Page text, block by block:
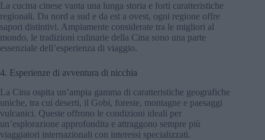
La cucina cinese vanta una lunga storia e forti caratteristiche
regionali. Da nord a sud e da est a ovest, ogni regione offre
sapori distintivi. Ampiamente considerate tra le migliori al
mondo, le tradizioni culinarie della Cina sono una parte
essenziale dell’esperienza di viaggio.
4. Esperienze di avventura di nicchia
La Cina ospita un’ampia gamma di caratteristiche geografiche
uniche, tra cui deserti, il Gobi, foreste, montagne e paesaggi
vulcanici. Queste offrono le condizioni ideali per
un’esplorazione approfondita e attraggono sempre più
viaggiatori internazionali con interessi specializzati.